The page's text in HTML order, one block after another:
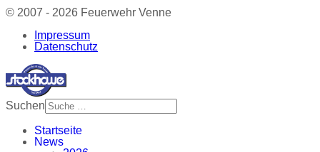
© 2007 - 2026 Feuerwehr Venne
Impressum
Datenschutz
Suchen
Startseite
News